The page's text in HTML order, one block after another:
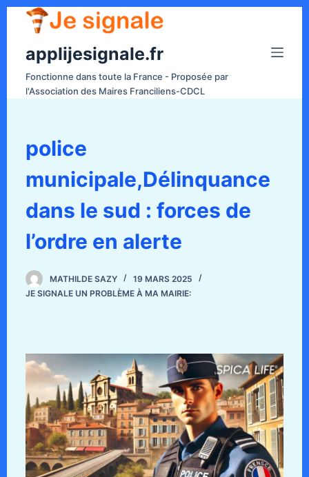
applijesignale.fr
Fonctionne dans toute la France - Proposée par
l'Association des Maires Franciliens-CDCL
police
municipale,Délinquance
dans le sud : forces de
l’ordre en alerte
MATHILDE SAZY
19 MARS 2025
JE SIGNALE UN PROBLÈME À MA MAIRIE: